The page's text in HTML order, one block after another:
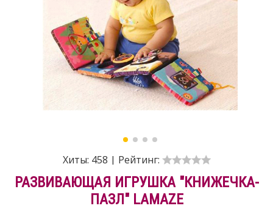
Хиты: 458 | Рейтинг:
РАЗВИВАЮЩАЯ ИГРУШКА "КНИЖЕЧКА-
ПАЗЛ" LAMAZE